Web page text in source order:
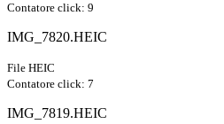
Contatore click: 9
IMG_7820.HEIC
File HEIC
Contatore click: 7
IMG_7819.HEIC